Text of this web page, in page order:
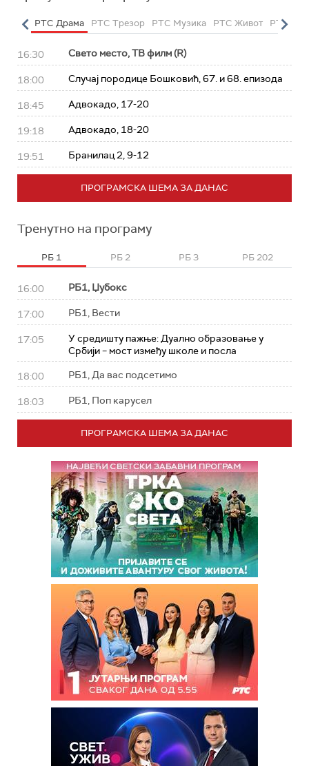
РТС Драма РТС Трезор РТС Музика РТС Живот РТС
16:30 Свето место, ТВ филм (R)
18:00 Случај породице Бошковић, 67. и 68. епизода
18:45 Адвокадо, 17-20
19:18 Адвокадо, 18-20
19:51 Бранилац 2, 9-12
ПРОГРАМСКА ШЕМА ЗА ДАНАС
Тренутно на програму
РБ 1 РБ 2 РБ 3 РБ 202
16:00 РБ1, Џубокс
17:00 РБ1, Вести
17:05
У средишту пажње: Дуално образовање у
Србији – мост између школе и посла
18:00 РБ1, Да вас подсетимо
18:03 РБ1, Поп карусел
ПРОГРАМСКА ШЕМА ЗА ДАНАС